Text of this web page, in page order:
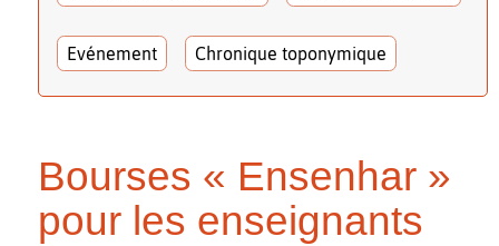
Evénement Chronique toponymique
Bourses « Ensenhar »
pour les enseignants